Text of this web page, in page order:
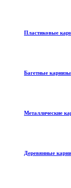
Пластиковые
Багетные карнизы
Металлические
Деревянные